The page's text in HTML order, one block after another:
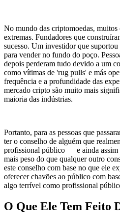
No mundo das criptomoedas,
extremas. Fundadores que
sucesso. Um investidor que
para vender no fundo do poço.
depois perderam tudo devido a um
como vítimas de 'rug pulls' e más
frequência e a profundidade das
mercado cripto são muito mais
maioria das indústrias.
Portanto, para as pessoas que
ter o conselho de alguém que
profissional público — e ainda
mais peso do que qualquer outro
este conselho com base no que ele
oferecer chavões ao público com
algo terrível como profissional
O Que Ele Tem Feito